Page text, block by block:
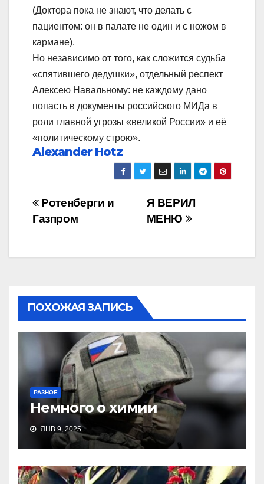
(Доктора пока не знают, что делать с
пациентом: он в палате не один и с ножом в
кармане).
Но независимо от того, как сложится судьба
«спятившего дедушки», отдельный респект
Алексею Навальному: не каждому дано
попасть в документы российского МИДа в
роли главной угрозы «великой России» и её
«политическому строю».
Alexander Hotz
Навигация
по
Я ВЕРИЛ
МЕНЮ
Ротенберги и
Газпром
ПОХОЖАЯ ЗАПИСЬ
РАЗНОЕ
Немного о химии
ЯНВ 9, 2025